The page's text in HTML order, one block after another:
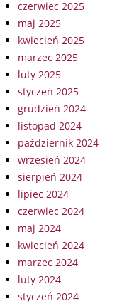
czerwiec 2025
maj 2025
kwiecień 2025
marzec 2025
luty 2025
styczeń 2025
grudzień 2024
listopad 2024
październik 2024
wrzesień 2024
sierpień 2024
lipiec 2024
czerwiec 2024
maj 2024
kwiecień 2024
marzec 2024
luty 2024
styczeń 2024